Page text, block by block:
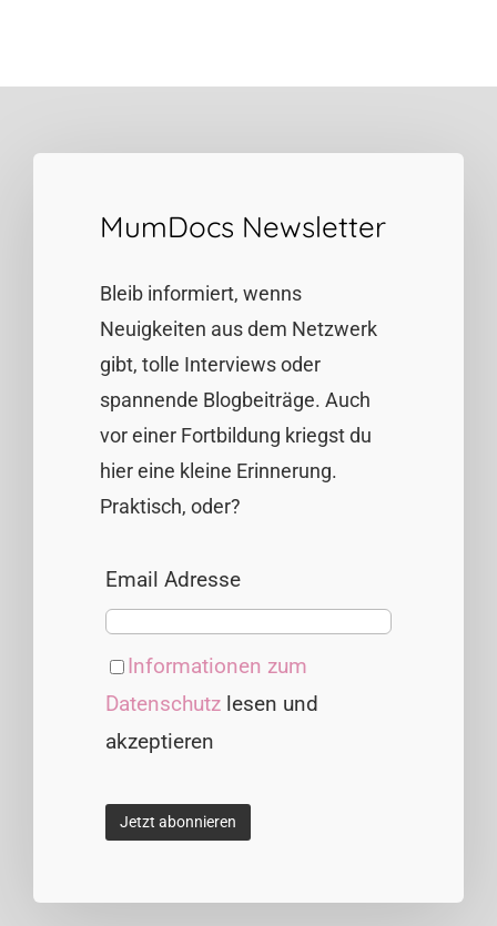
MumDocs Newsletter
Bleib informiert, wenns
Neuigkeiten aus dem Netzwerk
gibt, tolle Interviews oder
spannende Blogbeiträge. Auch
vor einer Fortbildung kriegst du
hier eine kleine Erinnerung.
Praktisch, oder?
Email Adresse
Informationen zum
Datenschutz lesen und
akzeptieren